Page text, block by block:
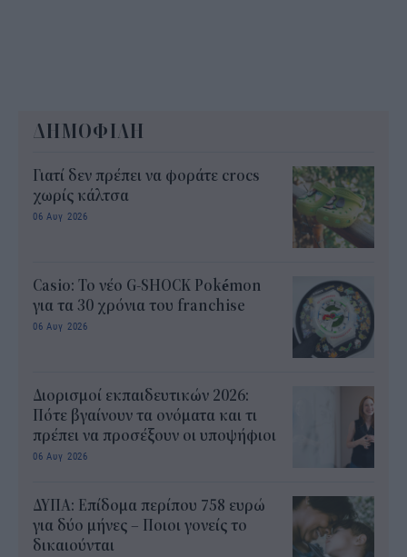
ΔΗΜΟΦΙΛΗ
Γιατί δεν πρέπει να φοράτε crocs
χωρίς κάλτσα
06 Αυγ 2026
Casio: Το νέο G-SHOCK Pokémon
για τα 30 χρόνια του franchise
06 Αυγ 2026
Διορισμοί εκπαιδευτικών 2026:
Πότε βγαίνουν τα ονόματα και τι
πρέπει να προσέξουν οι υποψήφιοι
06 Αυγ 2026
ΔΥΠΑ: Επίδομα περίπου 758 ευρώ
για δύο μήνες – Ποιοι γονείς το
δικαιούνται